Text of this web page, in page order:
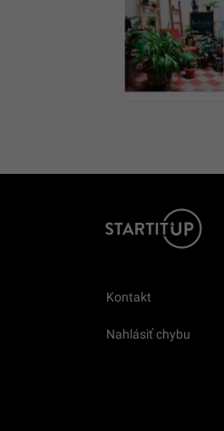
Kontakt
Nahlásiť chybu